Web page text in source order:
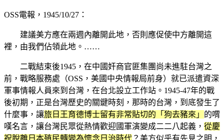
OSS電報，1945/10/27：
建議美方應在兩週內離開此地，否則應促使中方離開這
裡，由我們佔領此地。……
二戰結束後1945，在中國奸商官匪集團尚未進駐台灣之
前，戰略服務處（OSS，美國中央情報局前身）就已派遣資深
軍事情報人員來到台灣，在台北設立工作站。1945-47年的戰
後初期，正是台灣歷史的關鍵時刻，那時的台灣，到底發生了
什麼事，讓旅日王育德博士留有非常貼切的「狗去豬來」 的喟
嘆名言，讓台灣民眾從熱情歡迎國軍演變成二二八起義， 從慶
祝脫離日本殖民轉變為懷念日治時代 ？美方似乎有先見之明，